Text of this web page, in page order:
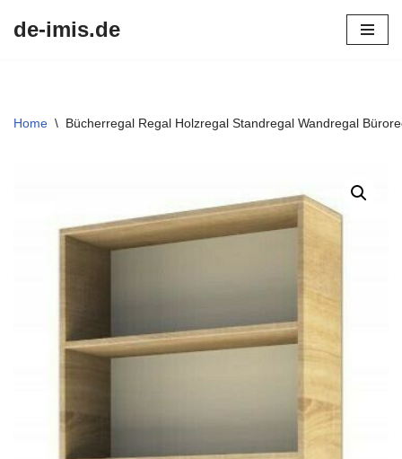
de-imis.de
Home \ Bücherregal Regal Holzregal Standregal Wandregal